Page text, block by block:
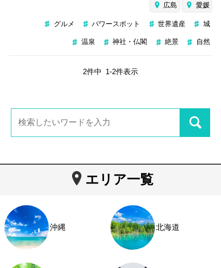
広島
愛媛
グルメ パワースポット 世界遺産 城
温泉 神社・仏閣 絶景 自然
2件中 1-2件表示
エリア一覧
沖縄 北海道